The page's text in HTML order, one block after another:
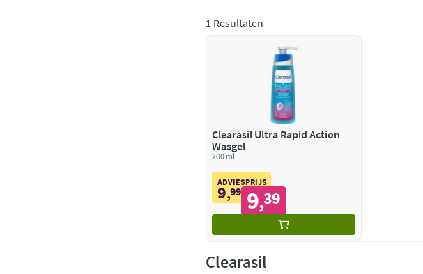
1 Resultaten
Clearasil Ultra Rapid Action
Wasgel
200 ml
ADVIESPRIJS
9,99 9,39
Clearasil